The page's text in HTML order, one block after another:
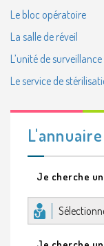
Le bloc opératoire
La salle de réveil
L’unité de
Le service de
Je cherche